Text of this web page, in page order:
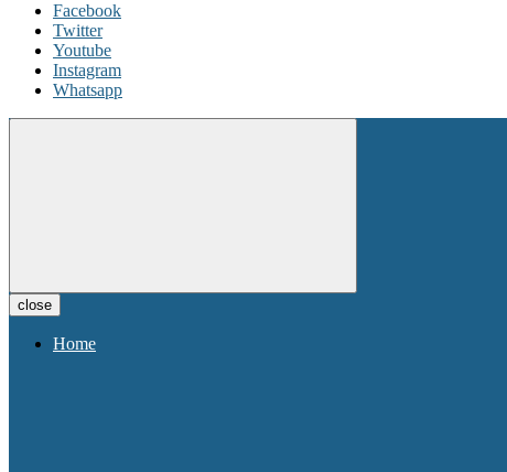
Facebook
Twitter
Youtube
Instagram
Whatsapp
close
Home